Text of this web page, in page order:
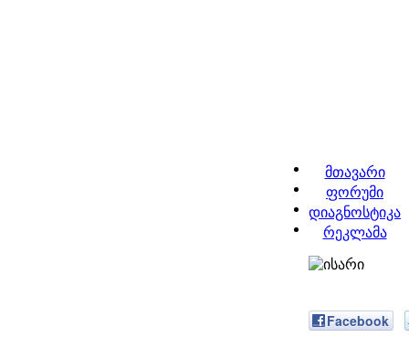
მთავარი
ფორუმი
დიაგნოსტიკა
რეკლამა
Facebook